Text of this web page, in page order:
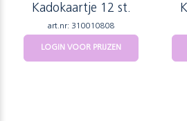
Kadokaartje 12 st.
art.nr: 310010808
LOGIN VOOR PRIJZEN